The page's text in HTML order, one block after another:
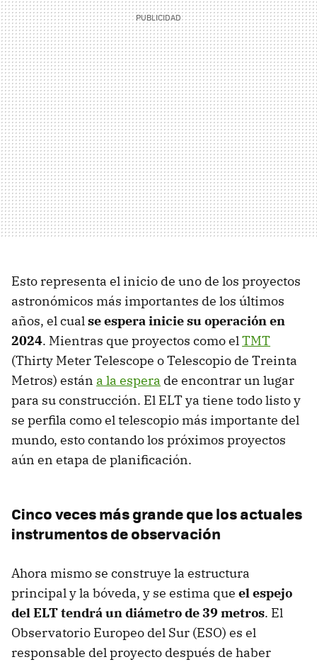
Esto representa el inicio de uno de los proyectos
astronómicos más importantes de los últimos
años, el cualse espera inicie su operación en
2024. Mientras que proyectos como elTMT
(Thirty Meter Telescope o Telescopio de Treinta
Metros) están a la espera de encontrar un lugar
para su construcción. El ELT ya tiene todo listo y
se perfila como el telescopio más importante del
mundo, esto contando los próximos proyectos
aún en etapa de planificación.
Cinco veces más grande que los actuales
instrumentos de observación
Ahora mismo se construye la estructura
principal y la bóveda, y se estima que el espejo
del ELT tendrá un diámetro de 39 metros. El
Observatorio Europeo del Sur (ESO) es el
responsable del proyecto después de haber